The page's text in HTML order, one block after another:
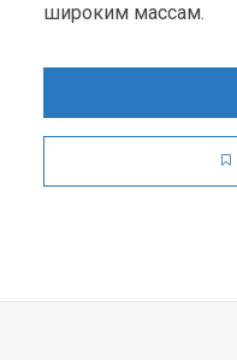
широким массам.